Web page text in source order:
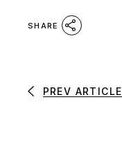
SHARE
PREV ARTICLE